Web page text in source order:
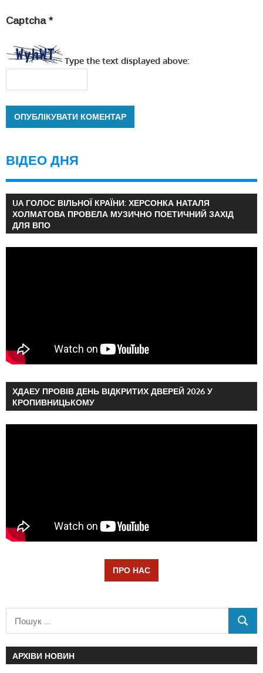
Captcha *
Type the text displayed above:
ВІДЕО ДНЯ
UA ГОЛОС ВІЛЬНОЇ КРАЇНИ: ХЕРСОНКА НАТАЛЯ
ХОЛМАТОВА ПРОВЕЛА МУЗИЧНО ПОЕТИЧНИЙ ЗАХІД
ДЛЯ ВПО
ХДАЕУ ПРОВІВ ДЕНЬ ВІДКРИТИХ ДВЕРЕЙ 2026 У
КРОПИВНИЦЬКОМУ
ПРО НАС
АРХІВИ НОВИН